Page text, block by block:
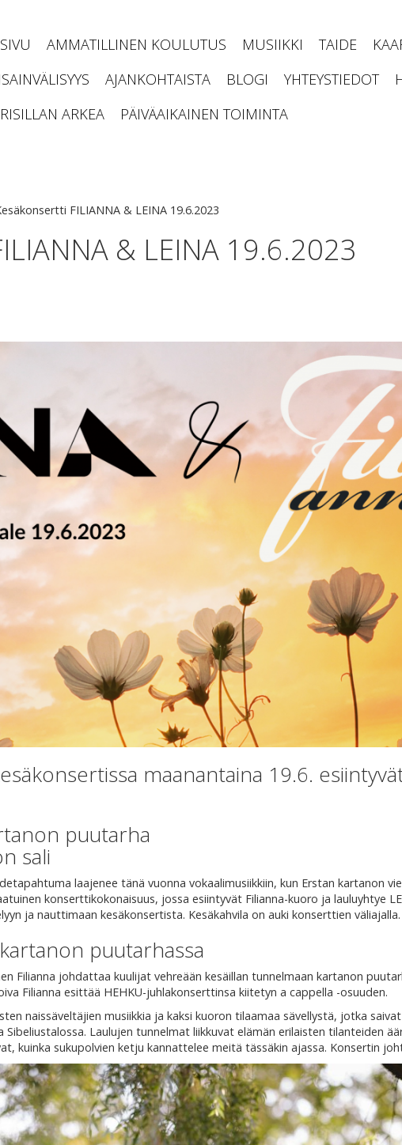
AMMATILLINEN KOULUTUS MUSIIKKI TAIDE
AJANKOHTAISTA BLOGI YHTEYSTIEDOT
ARKEA
PÄIVÄAIKAINEN TOIMINTA
FILIANNA & LEINA 19.6.2023
& LEINA 19.6.2023
maanantaina 19.6.
puutarha
sali
laajenee tänä vuonna vokaalimusiikkiin, kun Erstan kartanon
konserttikokonaisuus, jossa esiintyvät Filianna-kuoro ja lauluyhtye
ja nauttimaan kesäkonsertista. Kesäkahvila on auki konserttien väliajalla.
puutarhassa
Filianna johdattaa kuulijat vehreään kesäillan tunnelmaan kartanon
Filianna esittää HEHKU-juhlakonserttinsa kiitetyn a cappella -osuuden.
naissäveltäjien musiikkia ja kaksi kuoron tilaamaa sävellystä, jotka
Sibeliustalossa. Laulujen tunnelmat liikkuvat elämän erilaisten tilanteiden
kuinka sukupolvien ketju kannattelee meitä tässäkin ajassa. Konsertin